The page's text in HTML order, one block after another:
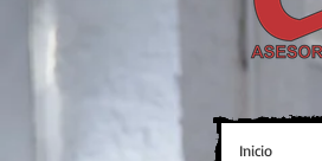
Inicio